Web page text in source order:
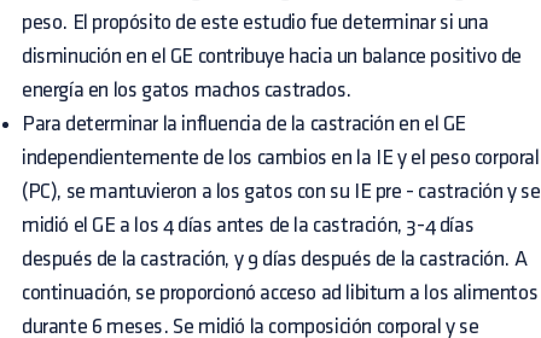
peso. El propósito de este estudio fue determinar si una
disminución en el GE contribuye hacia un balance positivo de
energía en los gatos machos castrados.
Para determinar la influencia de la castración en el GE
independientemente de los cambios en la IE y el peso corporal
(PC), se mantuvieron a los gatos con su IE pre - castración y se
midió el GE a los 4 días antes de la castración, 3-4 días
después de la castración, y 9 días después de la castración. A
continuación, se proporcionó acceso ad libitum a los alimentos
durante 6 meses. Se midió la composición corporal y se